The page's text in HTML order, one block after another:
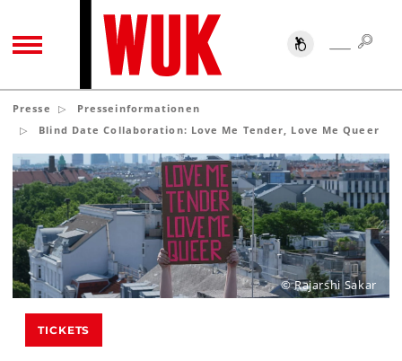
TOGGLE NAVIGATION SUCHE
Presse
Presseinformationen
Blind Date Collaboration: Love Me Tender, Love Me Queer
TICKETS
© Rajarshi Sakar